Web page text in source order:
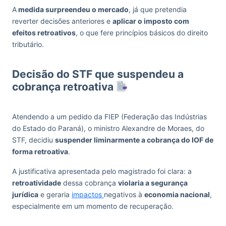
Amedida surpreendeu o mercado, já que pretendia
reverter decisões anteriores e aplicar o imposto com
efeitos retroativos, o que fere princípios básicos do direito
tributário.
Decisão do STF que suspendeu a
cobrança retroativa
Atendendo a um pedido da FIEP (Federação das Indústrias
do Estado do Paraná), o ministro Alexandre de Moraes, do
STF, decidiu suspender liminarmente a cobrança do IOF de
forma retroativa.
A justificativa apresentada pelo magistrado foi clara: a
retroatividade dessa cobrança violaria a segurança
jurídica e geraria impactos negativos à economia nacional,
especialmente em um momento de recuperação.